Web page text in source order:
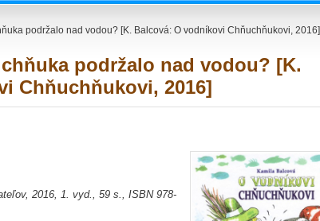
podržalo nad vodou? [K. Balcová: O vodníkovi Chňuchňukovi, 2016]
podržalo nad vodou? [K.
Chňuchňukovi, 2016]
2016, 1. vyd., 59 s., ISBN 978-